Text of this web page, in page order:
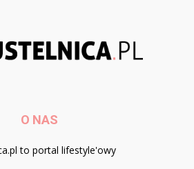
O NAS
to portal lifestyle'owy